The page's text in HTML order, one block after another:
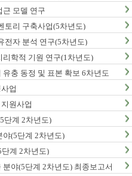
근 모델 연구
토리 구축사업(5차년도)
전자 분석 연구(5차년도)
학적 기원 연구(1차년도)
충 동정 및 표본 확보 6차년도
업
원사업
단계 2차년도)
야(5단계 2차년도)
계 2차년도)
야(5단계 2차년도) 최종보고서